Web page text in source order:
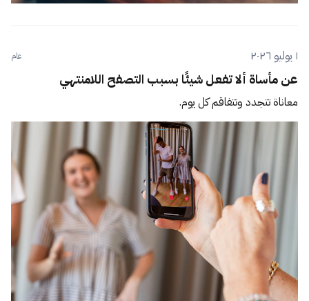
١ يوليو ٢٠٢٦ عام
عن مأساة ألا تفعل شيئًا بسبب التصفح اللامنتهي
معاناة تتجدد وتتفاقم كل يوم.